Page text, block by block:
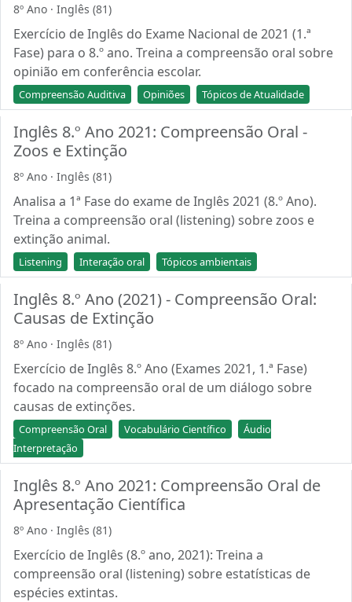
8º Ano · Inglês (81)
Exercício de Inglês do Exame Nacional de 2021 (1.ª
Fase) para o 8.º ano. Treina a compreensão oral sobre
opinião em conferência escolar.
Compreensão Auditiva Opiniões Tópicos de Atualidade
Inglês 8.º Ano 2021: Compreensão Oral -
Zoos e Extinção
8º Ano · Inglês (81)
Analisa a 1ª Fase do exame de Inglês 2021 (8.º Ano).
Treina a compreensão oral (listening) sobre zoos e
extinção animal.
Listening Interação oral Tópicos ambientais
Inglês 8.º Ano (2021) - Compreensão Oral:
Causas de Extinção
8º Ano · Inglês (81)
Exercício de Inglês 8.º Ano (Exames 2021, 1.ª Fase)
focado na compreensão oral de um diálogo sobre
causas de extinções.
Compreensão Oral Vocabulário Científico
Áudio
Interpretação
Inglês 8.º Ano 2021: Compreensão Oral de
Apresentação Científica
8º Ano · Inglês (81)
Exercício de Inglês (8.º ano, 2021): Treina a
compreensão oral (listening) sobre estatísticas de
espécies extintas.